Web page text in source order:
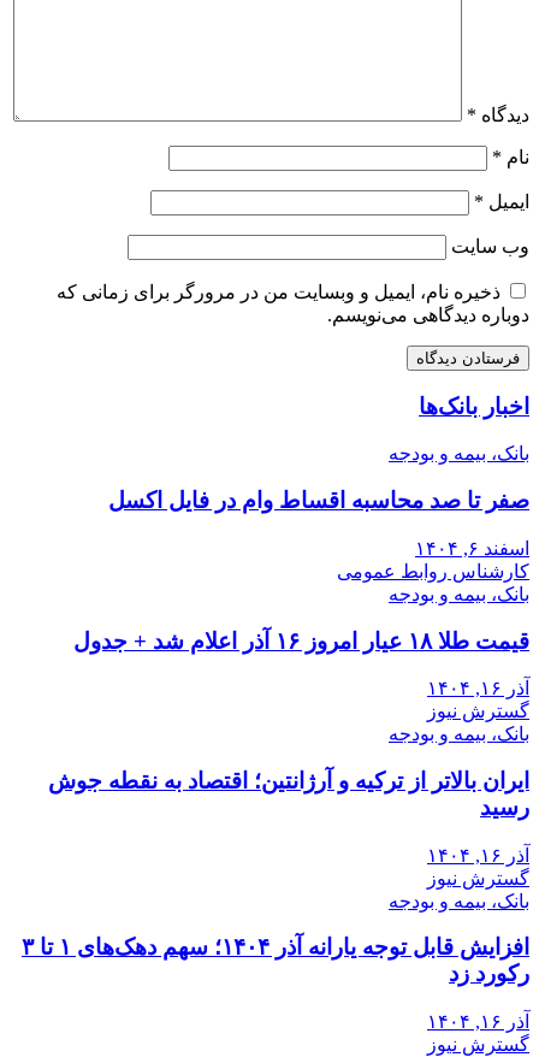
دیدگاه *
نام *
ایمیل *
وب‌ سایت
ذخیره نام، ایمیل و وبسایت من در مرورگر برای زمانی که
دوباره دیدگاهی می‌نویسم.
اخبار بانک‌ها
بانک، بیمه و بودجه
صفر تا صد محاسبه اقساط وام در فایل اکسل
اسفند ۶, ۱۴۰۴
کارشناس روابط عمومی
بانک، بیمه و بودجه
قیمت طلا ۱۸ عیار امروز ۱۶ آذر اعلام شد + جدول
آذر ۱۶, ۱۴۰۴
گسترش نیوز
بانک، بیمه و بودجه
ایران بالاتر از ترکیه و آرژانتین؛ اقتصاد به نقطه جوش
رسید
آذر ۱۶, ۱۴۰۴
گسترش نیوز
بانک، بیمه و بودجه
افزایش قابل توجه یارانه آذر ۱۴۰۴؛ سهم دهک‌های ۱ تا ۳
رکورد زد
آذر ۱۶, ۱۴۰۴
گسترش نیوز